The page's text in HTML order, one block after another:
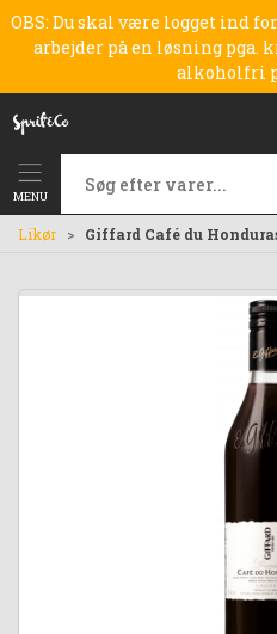
OBS: Du skal være logget ind
arbejder på en løsning pga.
alkoholfri
MENU
Likør Giffard Café du